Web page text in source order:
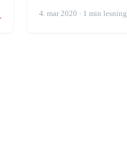
4. mar 2020 · 1 min lesning